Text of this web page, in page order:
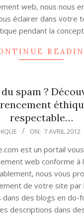
web, nous nous
éclairer dans votre
pendant la
spam ?
respectable…
ON: 7 AVRIL 2012
est un portail
web conforme à
nous vous
de votre site par
dans des blogs en do-
descriptions dans